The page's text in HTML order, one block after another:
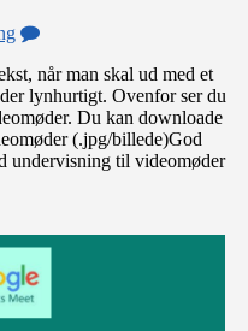
on
vaner
til
virtuelle
klassemøder
når man skal ud med et
lynhurtigt. Ovenfor ser du
Du kan downloade
(.jpg/billede)God
undervisning til videomøder